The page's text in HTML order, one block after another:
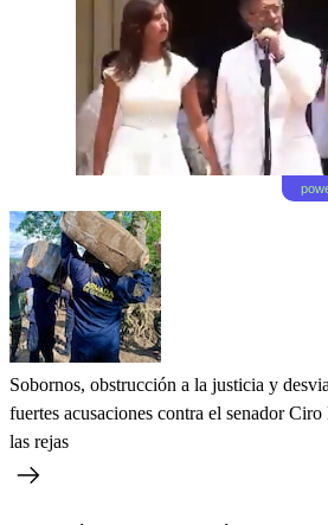
Sobornos, obstrucción a la justicia y
fuertes acusaciones contra el senador
las rejas